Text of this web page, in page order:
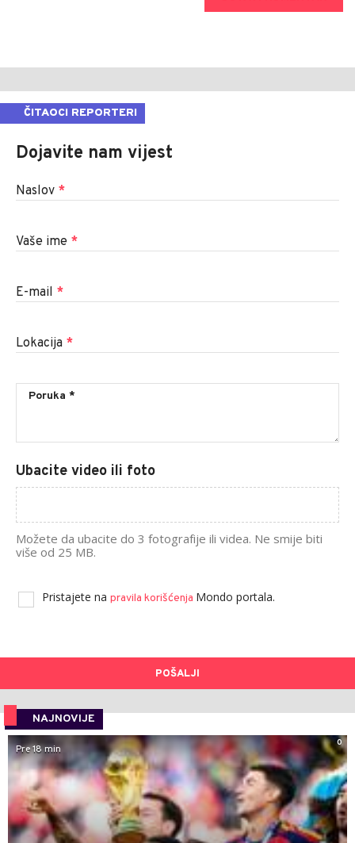
ČITAOCI REPORTERI
Dojavite nam vijest
Naslov *
Vaše ime *
E-mail *
Lokacija *
Ubacite video ili foto
Možete da ubacite do 3 fotografije ili videa. Ne smije biti
više od 25 MB.
Pristajete na pravila korišćenja Mondo portala.
POŠALJI
NAJNOVIJE
0
Pre 18 min